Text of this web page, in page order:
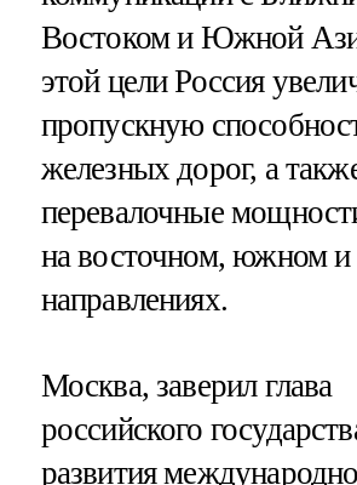
Востоком и Южной
этой цели Россия
пропускную
железных дорог, а
перевалочные
на восточном, южном и
направлениях.
Москва, заверил глава
российского
развития